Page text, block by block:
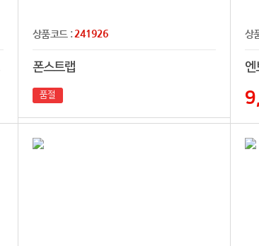
상품코드 :241926
폰스트랩
품절
상